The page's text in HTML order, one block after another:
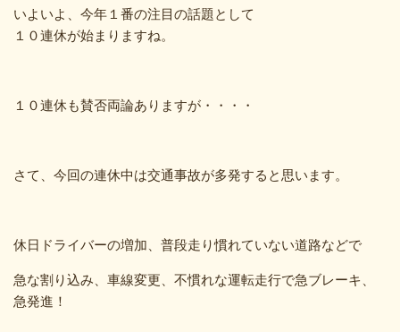
いよいよ、今年１番の注目の話題として
１０連休が始まりますね。
１０連休も賛否両論ありますが・・・・
さて、今回の連休中は交通事故が多発すると思います。
休日ドライバーの増加、普段走り慣れていない道路などで
急な割り込み、車線変更、不慣れな運転走行で急ブレーキ、
急発進！